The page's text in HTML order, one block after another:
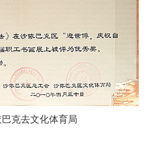
克去文化体育局